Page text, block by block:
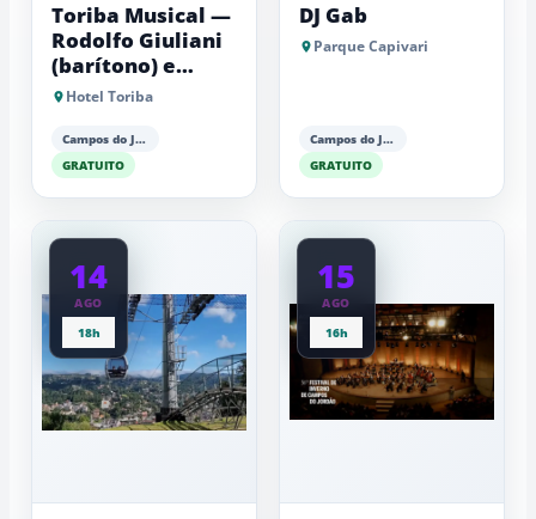
Toriba Musical —
Rodolfo Giuliani
(barítono) e
Antonio Luiz
Hotel Toriba
Campos do Jordão
GRATUITO
DJ Gab
Parque Capivari
Campos do Jordão
GRATUITO
14
AGO
18h
15
AGO
16h